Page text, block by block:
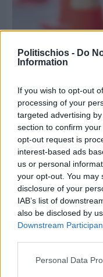
Politischios - Do
Information
If you wish to opt-out
processing of your
targeted advertising
section to confirm
opt-out request is
interest-based ads
us or personal
your opt-out. You may
disclosure of your
IAB’s list of
also be disclosed by
Downstream
Personal Data
Εργασίες
Βαρβασίου